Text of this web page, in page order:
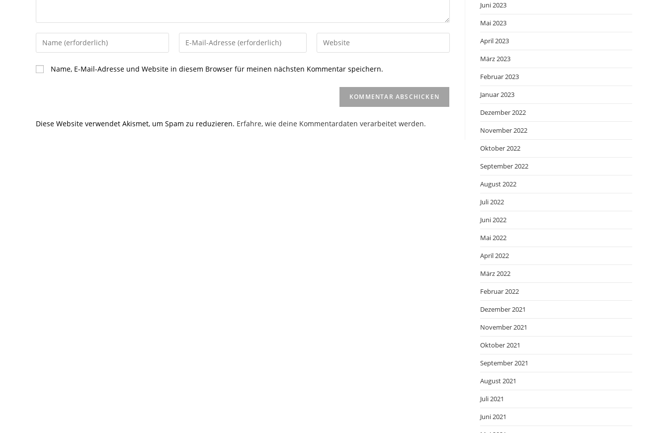
Gib
deinen
Namen
oder
ein
Gib
deine
ein
Gib
deine
Name, E-Mail-Adresse und Website in diesem Browser für meinen nächsten Kommentar speichern.
Diese Website verwendet Akismet, um Spam zu reduzieren. Erfahre, wie deine Kommentardaten verarbeitet werden.
Juni 2023
Mai 2023
April 2023
März 2023
Februar 2023
Januar 2023
Dezember 2022
November 2022
Oktober 2022
September 2022
August 2022
Juli 2022
Juni 2022
Mai 2022
April 2022
März 2022
Februar 2022
Dezember 2021
November 2021
Oktober 2021
September 2021
August 2021
Juli 2021
Juni 2021